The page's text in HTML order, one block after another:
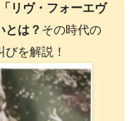
リヴ・フォーエヴ
とは？ その時代の
を解説！